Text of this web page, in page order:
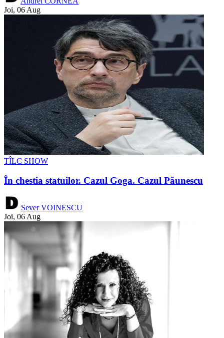
Joi, 06 Aug
TÎLC SHOW
În chestia statuilor. Cazul Goga. Cazul Păunescu
Sever VOINESCU
Joi, 06 Aug